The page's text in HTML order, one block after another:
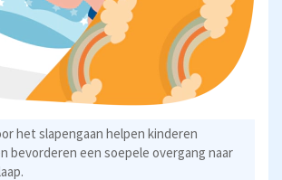
het slapengaan helpen kinderen
bevorderen een soepele overgang naar